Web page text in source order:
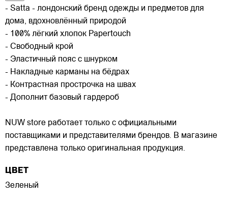
- Satta - лондонский бренд одежды и предметов для
дома, вдохновлённый природой
- 100% лёгкий хлопок Papertouch
- Свободный крой
- Эластичный пояс с шнурком
- Накладные карманы на бёдрах
- Контрастная прострочка на швах
- Дополнит базовый гардероб
NUW store работает только с официальными
поставщиками и представителями брендов. В магазине
представлена только оригинальная продукция.
ЦВЕТ
Зеленый